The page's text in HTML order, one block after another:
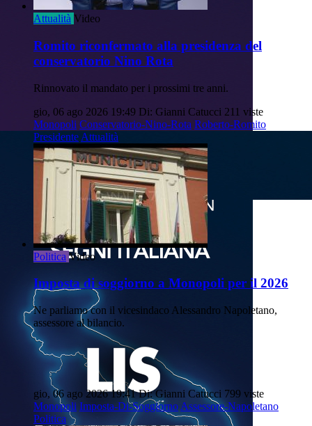
Attualità Video
Romito riconfermato alla presidenza del
conservatorio Nino Rota
Rinnovato il mandato per i prossimi tre anni.
gio, 06 ago 2026 19:49 Di: Gianni Catucci 211 viste
Monopoli Conservatorio-Nino-Rota Roberto-Romito
Presidente Attualità
Politica Video
Imposta di soggiorno a Monopoli per il 2026
Ne parliamo con il vicesindaco Alessandro Napoletano,
assessore al bilancio.
gio, 06 ago 2026 19:41 Di: Gianni Catucci 799 viste
Monopoli Imposta-Di-Soggiorno Assessore-Napoletano
Politica